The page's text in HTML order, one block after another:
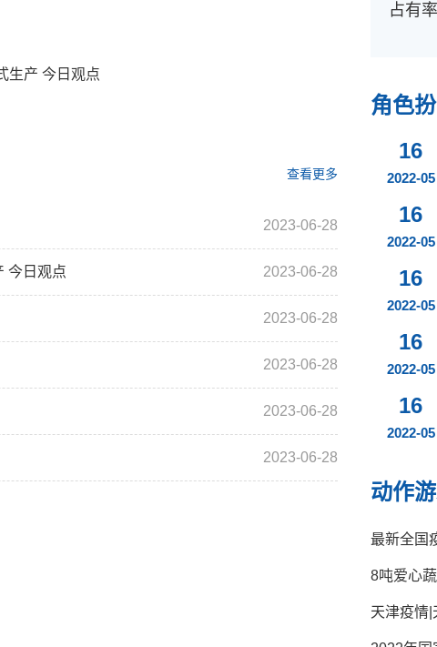
生产 今日观点
查看更多
2023-06-28
今日观点 2023-06-28
2023-06-28
2023-06-28
2023-06-28
2023-06-28
占有
角色
16
2022-05
16
2022-05
16
2022-05
16
2022-05
16
2022-05
动作